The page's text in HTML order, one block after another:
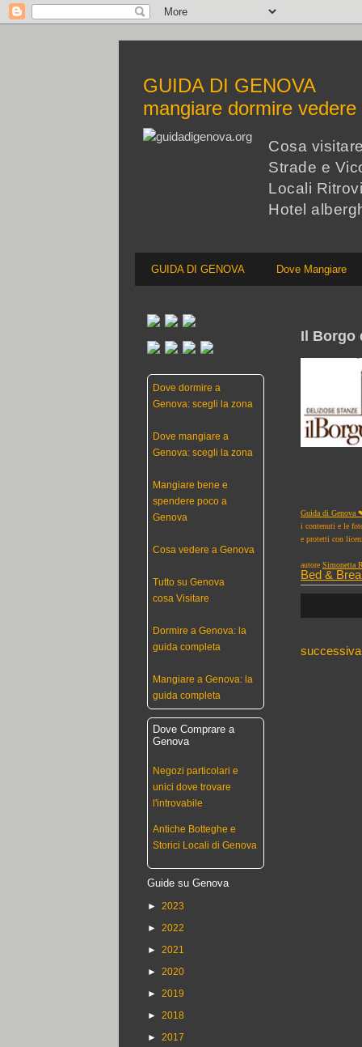
GUIDA DI GENOVA
mangiare dormire
Cosa
Strade e
Locali
Hotel
GUIDA DI GENOVA Dove Mangiare
Il Borgo
Guida di Genova
i contenuti e le
e protetti con
autore Simonetta
Bed &
successiva
Dove dormire a
Genova: scegli la zona
Dove mangiare a
Genova: scegli la zona
Mangiare bene e
spendere poco a
Genova
Cosa vedere a Genova
Tutto su Genova
cosa Visitare
Dormire a Genova: la
guida completa
Mangiare a Genova: la
guida completa
Dove Comprare a
Genova
Negozi particolari e
unici dove trovare
l'introvabile
Antiche Botteghe e
Storici Locali di Genova
Guide su Genova
► 2023
► 2022
► 2021
► 2020
► 2019
► 2018
► 2017